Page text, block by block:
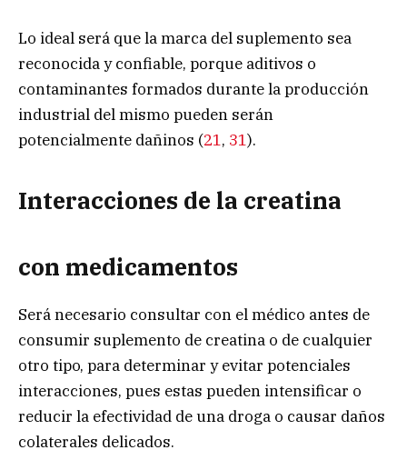
Lo ideal será que la marca del suplemento sea
reconocida y confiable, porque aditivos o
contaminantes formados durante la producción
industrial del mismo pueden serán
potencialmente dañinos (21, 31).
Interacciones de la creatina
con medicamentos
Será necesario consultar con el médico antes de
consumir suplemento de creatina o de cualquier
otro tipo, para determinar y evitar potenciales
interacciones, pues estas pueden intensificar o
reducir la efectividad de una droga o causar daños
colaterales delicados.